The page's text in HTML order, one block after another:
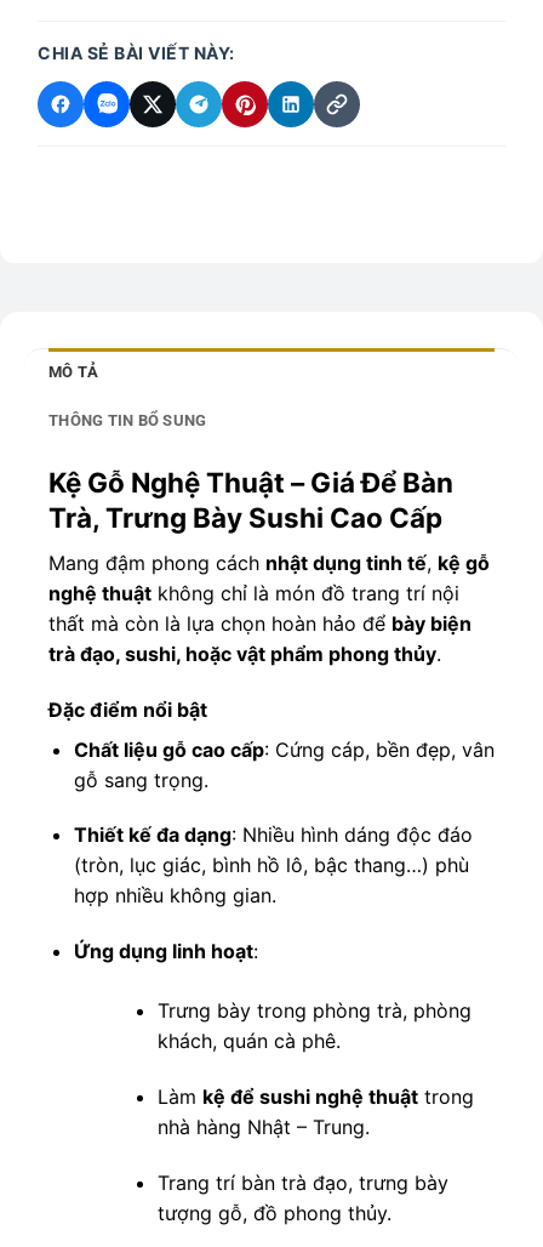
CHIA SẺ BÀI VIẾT NÀY:
MÔ TẢ
THÔNG TIN BỔ SUNG
Kệ Gỗ Nghệ Thuật – Giá Để Bàn
Trà, Trưng Bày Sushi Cao Cấp
Mang đậm phong cách nhật dụng tinh tế, kệ gỗ
nghệ thuật không chỉ là món đồ trang trí nội
thất mà còn là lựa chọn hoàn hảo để bày biện
trà đạo, sushi, hoặc vật phẩm phong thủy.
Đặc điểm nổi bật
Chất liệu gỗ cao cấp: Cứng cáp, bền đẹp, vân
gỗ sang trọng.
Thiết kế đa dạng: Nhiều hình dáng độc đáo
(tròn, lục giác, bình hồ lô, bậc thang…) phù
hợp nhiều không gian.
Ứng dụng linh hoạt:
Trưng bày trong phòng trà, phòng
khách, quán cà phê.
Làm kệ để sushi nghệ thuậttrong
nhà hàng Nhật – Trung.
Trang trí bàn trà đạo, trưng bày
tượng gỗ, đồ phong thủy.